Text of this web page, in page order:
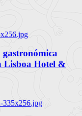
gastronómica
Lisboa Hotel &
335x256.jpg